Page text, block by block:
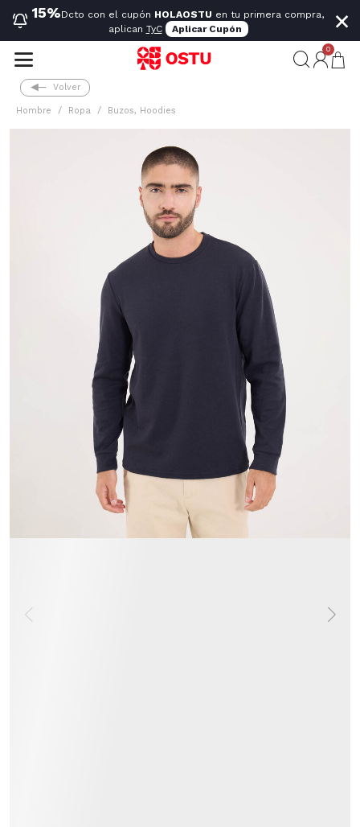
15%Dcto con el cupón HOLAOSTU en tu primera compra,
aplican TyC Aplicar Cupón ×
0
Volver
Hombre Ropa Buzos, Hoodies